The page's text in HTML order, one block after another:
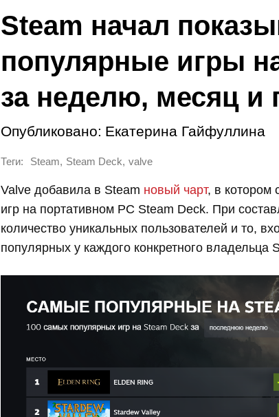
Steam начал
популярные игры
за неделю, месяц и
Опубликовано: Екатерина Гайфуллина
Теги: Steam, Steam Deck, valve
Valve добавила в Steam новый чарт, в котором
игр на портативном PC Steam Deck. При
количество уникальных пользователей и то,
популярных у каждого конкретного владельца